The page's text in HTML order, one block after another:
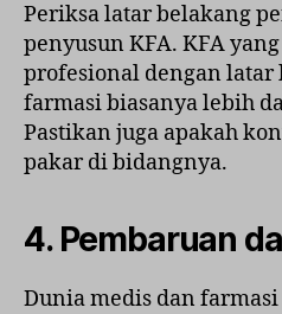
Periksa latar belakang
penyusun KFA. KFA
profesional dengan latar
farmasi biasanya lebih
Pastikan juga apakah
pakar di bidangnya.
4. Pembaruan
Dunia medis dan